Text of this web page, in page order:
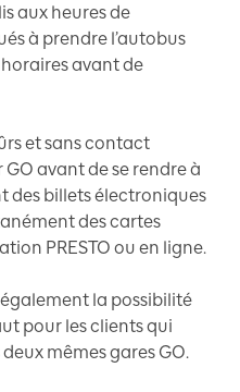
aux heures de
à prendre l’autobus
avant de
et sans contact
GO avant de se rendre à
des billets électroniques
des cartes
PRESTO ou en ligne.
également la possibilité
pour les clients qui
mêmes gares GO.